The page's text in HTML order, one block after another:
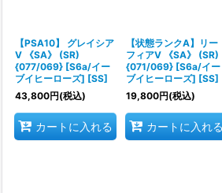
【PSA10】 グレイシア
V 《SA》 (SR)
{077/069} [S6a/イー
ブイヒーローズ] [SS]
43,800円(税込)
カートに入れる
【状態ランクA】リー
フィアV 《SA》 (SR)
{071/069} [S6a/イー
ブイヒーローズ] [SS]
19,800円(税込)
カートに入れる